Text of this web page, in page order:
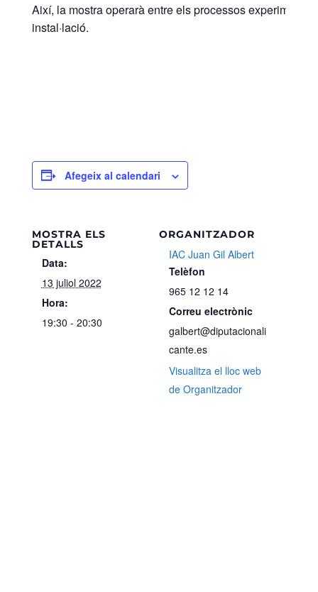
Així, la mostra operarà entre els processos
instal·lació.
Afegeix al calendari
MOSTRA ELS
DETALLS
Data:
13 juliol 2022
Hora:
19:30 - 20:30
ORGANITZADOR
IAC Juan Gil Albert
Telèfon
965 12 12 14
Correu electrònic
galbert@diputacionali
cante.es
Visualitza el lloc web
de Organitzador